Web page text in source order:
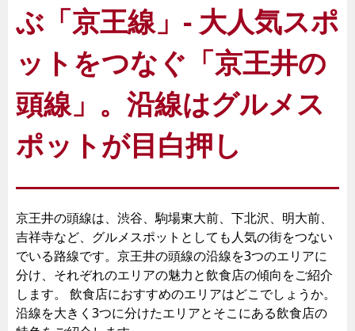
ぶ「京王線」- 大人気スポ
ットをつなぐ「京王井の
頭線」。沿線はグルメス
ポットが目白押し
京王井の頭線は、渋谷、駒場東大前、下北沢、明大前、
吉祥寺など、グルメスポットとしても人気の街をつない
でいる路線です。京王井の頭線の沿線を3つのエリアに
分け、それぞれのエリアの魅力と飲食店の傾向をご紹介
します。 飲食店におすすめのエリアはどこでしょうか。
沿線を大きく3つに分けたエリアとそこにある飲食店の